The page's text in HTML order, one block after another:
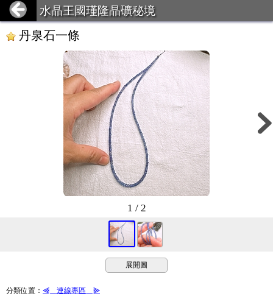
水晶王國瑾隆晶礦秘境
丹泉石一條
1 / 2
展開圖
分類位置 ： ⫷＿連線專區＿⫸